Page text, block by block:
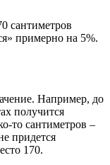
сантиметров
примерно на 5%.
Например, до
получится
то сантиметров –
придется
170.